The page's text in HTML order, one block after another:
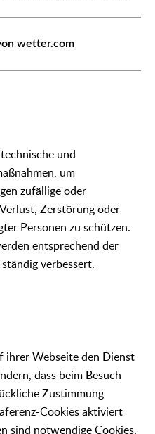
wetter.com
und
um
zufällige oder
Zerstörung oder
Personen zu schützen.
entsprechend der
verbessert.
ihrer Webseite den Dienst
dass beim Besuch
Zustimmung
Cookies aktiviert
sind notwendige Cookies,